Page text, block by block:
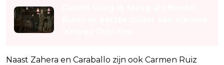
Naast Zahera en Caraballo zijn ook Carmen Ruiz